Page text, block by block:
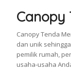
Canopy
Canopy Tenda
dan unik
pemilik rumah,
usaha-usaha